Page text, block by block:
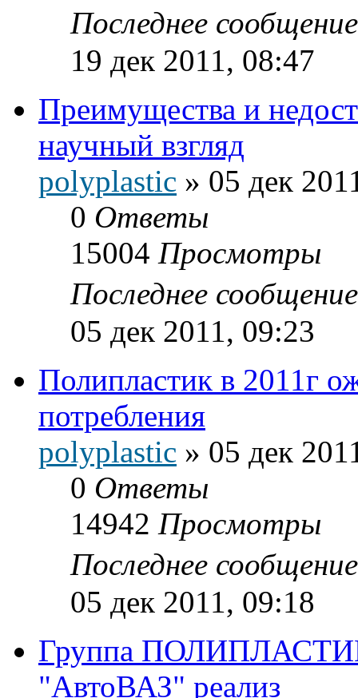
Последнее
19 дек 2011, 08:47
Преимущества и
научный взгляд
polyplastic » 05 дек
0 Ответы
15004 Просмотры
Последнее
05 дек 2011, 09:23
Полипластик в 2011г
потребления
polyplastic » 05 дек
0 Ответы
14942 Просмотры
Последнее
05 дек 2011, 09:18
Группа
"АвтоВАЗ" реализ